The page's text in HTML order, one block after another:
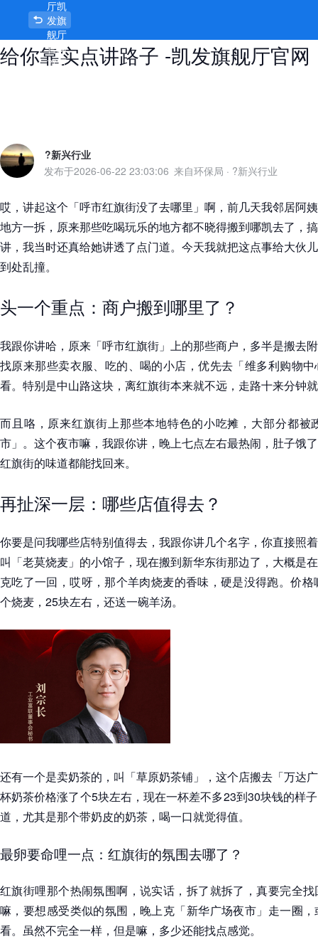
呼市红旗街没了去哪里？你莫急，我
给你靠实点讲路子 -凯发旗舰厅官网
厅凯
发旗
舰厅
官网
首页
?新兴行业
发布于2026-06-22 23:03:06 来自环保局 · ?新兴行业
哎，讲起这个「呼市红旗街没了去哪里」啊，前几天我邻居阿
地方一拆，原来那些吃喝玩乐的地方都不晓得搬到哪凯去了，
讲，我当时还真给她讲透了点门道。今天我就把这点事给大伙
到处乱撞。
头一个重点：商户搬到哪里了？
我跟你讲哈，原来「呼市红旗街」上的那些商户，多半是搬去
找原来那些卖衣服、吃的、喝的小店，优先去「维多利购物
看。特别是中山路这块，离红旗街本来就不远，走路十来分钟
而且咯，原来红旗街上那些本地特色的小吃摊，大部分都被
市」。这个夜市嘛，我跟你讲，晚上七点左右最热闹，肚子饿
红旗街的味道都能找回来。
再扯深一层：哪些店值得去？
你要是问我哪些店特别值得去，我跟你讲几个名字，你直接照
叫「老莫烧麦」的小馆子，现在搬到新华东街那边了，大概是
克吃了一回，哎呀，那个羊肉烧麦的香味，硬是没得跑。价
个烧麦，25块左右，还送一碗羊汤。
还有一个是卖奶茶的，叫「草原奶茶铺」，这个店搬去「万达
杯奶茶价格涨了个5块左右，现在一杯差不多23到30块钱的样
道，尤其是那个带奶皮的奶茶，喝一口就觉得值。
最卵要命哩一点：红旗街的氛围去哪了？
红旗街哩那个热闹氛围啊，说实话，拆了就拆了，真要完全
嘛，要想感受类似的氛围，晚上克「新华广场夜市」走一圈
看。虽然不完全一样，但是嘛，多少还能找点感觉。